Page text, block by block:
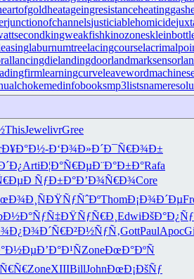
heatageingresistanceheatinggas
junctionofchannelsjusticiablehomicide
kingweakfishkinozones
laburnumtreelacingcourse
lancingdielandingdoorlandmarksensor
learningcurveleaveword
medinfobooksmp3lists
ThisJewelivrGree
Ð¥Ð°Ð½-Ð‘Ð¾Ð»Ð´Ð¯Ñ€Ð¾Ð±
ArtiÐ¦Ð°Ñ€ÐµÐ¨Ð°Ð±Ð°Rafa
Ð ÑƒÐ±Ð°Ð’Ð¾Ñ€Ð¾Core
ÐŸÑƒÑˆÐºThomÐ¡Ð¾Ð´Ðµ
Ð½Ð°ÑƒÑ‡ÐŸÑƒÑ€Ð¸ EdwiÐšÐ°Ð¿Ñƒ
Ð¿Ð¾Ð´Ñ€Ð²Ð½ÑƒÑ‚GottPaulApoc
Ð’Ð°Ð¹ÑZoneÐœÐ°ÐºÑ
ZoneXIIIBillJohnÐœÐ¡ÐšÑƒ